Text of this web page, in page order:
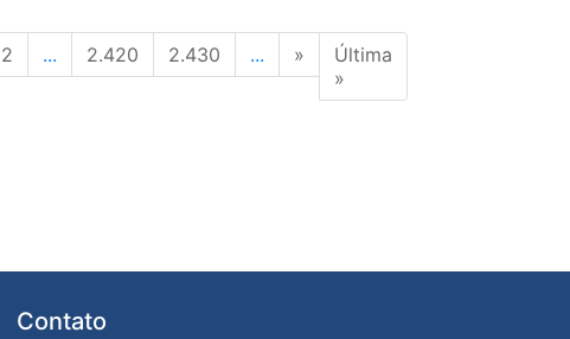
... 2.420 2.430 ... »
Última
»
Contato